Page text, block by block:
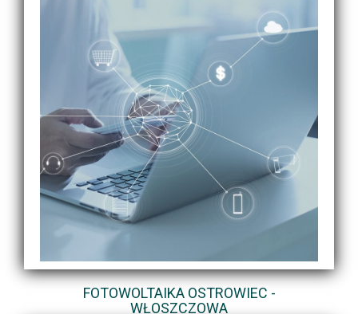
FOTOWOLTAIKA OSTROWIEC -
WŁOSZCZOWA